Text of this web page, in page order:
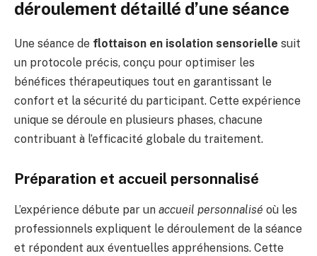
déroulement détaillé d’une séance
Une séance de flottaison en isolation sensorielle suit
un protocole précis, conçu pour optimiser les
bénéfices thérapeutiques tout en garantissant le
confort et la sécurité du participant. Cette expérience
unique se déroule en plusieurs phases, chacune
contribuant à l’efficacité globale du traitement.
Préparation et accueil personnalisé
L’expérience débute par un accueil personnalisé où les
professionnels expliquent le déroulement de la séance
et répondent aux éventuelles appréhensions. Cette